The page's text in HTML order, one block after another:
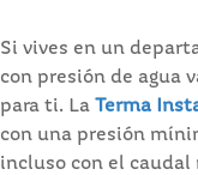
Si vives en un
con presión de agua
para ti. La Terma
con una presión
incluso con el